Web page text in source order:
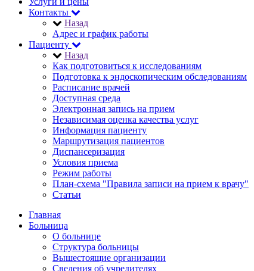
Контакты
Назад
Адрес и график работы
Пациенту
Назад
Как подготовиться к исследованиям
Подготовка к эндоскопическим обследованиям
Расписание врачей
Доступная среда
Электронная запись на прием
Независимая оценка качества услуг
Информация пациенту
Маршрутизация пациентов
Диспансеризация
Условия приема
Режим работы
План-схема "Правила записи на прием к врачу"
Статьи
Главная
Больница
О больнице
Структура больницы
Вышестоящие организации
Сведения об учредителях